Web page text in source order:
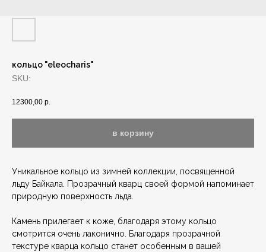
кольцо "eleocharis"
SKU:
12300,00 р.
в корзину
Уникальное кольцо из зимней коллекции, посвященной
льду Байкала. Прозрачный кварц своей формой напоминает
природную поверхность льда.
Камень прилегает к коже, благодаря этому кольцо
смотрится очень лаконично. Благодаря прозрачной
текстуре кварца кольцо станет особенным в вашей